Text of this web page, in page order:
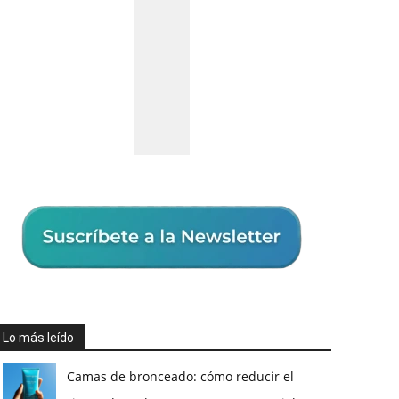
Lo más leído
Camas de bronceado: cómo reducir el